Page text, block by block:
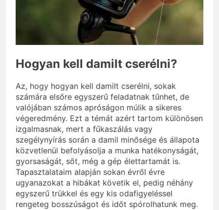
vérnyomás?
3 Nap Ezelőtt
Hogyan kell damilt cserélni?
Az, hogy hogyan kell damilt cserélni, sokak
számára elsőre egyszerű feladatnak tűnhet, de
valójában számos apróságon múlik a sikeres
végeredmény. Ezt a témát azért tartom különösen
izgalmasnak, mert a fűkaszálás vagy
szegélynyírás során a damil minősége és állapota
közvetlenül befolyásolja a munka hatékonyságát,
gyorsaságát, sőt, még a gép élettartamát is.
Tapasztalataim alapján sokan évről évre
ugyanazokat a hibákat követik el, pedig néhány
egyszerű trükkel és egy kis odafigyeléssel
rengeteg bosszúságot és időt spórolhatunk meg.